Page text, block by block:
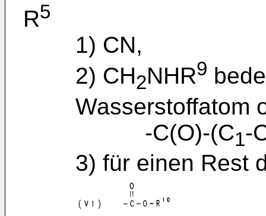
R5
1) CN,
2) CH2NHR9
Wasserstoffatom
-C(O)-(C1-
3) für einen Rest